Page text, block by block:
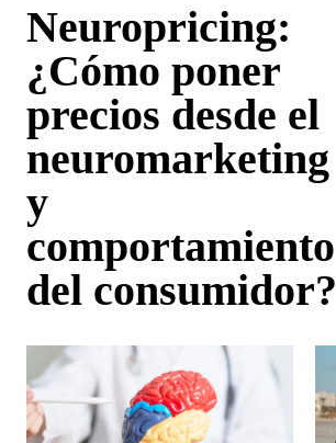
Neuropricing:
¿Cómo poner
precios desde el
neuromarketing
y
comportamiento
del consumidor?